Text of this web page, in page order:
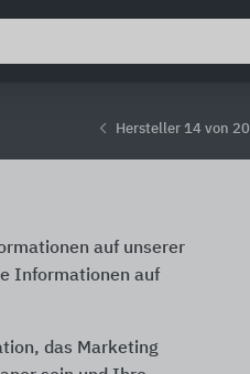
Hersteller 14 von 20
auf unserer
Informationen auf
das Marketing